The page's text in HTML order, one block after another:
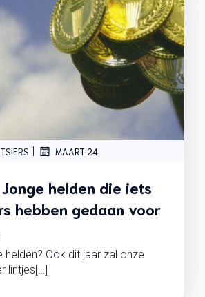
| MAART 24
helden die iets
hebben gedaan voor
helden? Ook dit jaar zal onze
lintjes[…]